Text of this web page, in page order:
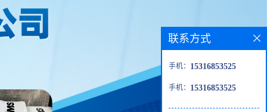
联系方式
手机： 15316853525
手机： 15316853525